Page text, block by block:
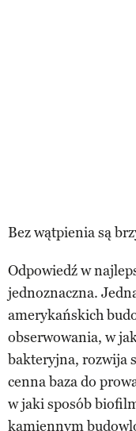
Bez wątpienia są
Odpowiedź w
jednoznaczna.
amerykańskich
obserwowania, w
bakteryjna, rozwija
cenna baza do
w jaki sposób
kamiennym